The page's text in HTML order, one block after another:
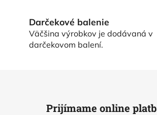
Darčekové balenie
Väčšina výrobkov je dodávaná v
darčekovom balení.
Prijímame online